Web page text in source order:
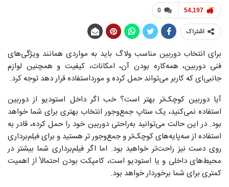
0 54,197
اشتراک
برای انتخاب دوربین مناسب ولاگ باید به مواردی همانند ویژگی‌های
فنی دوربین، همه‌کاره بودن آن، امکانات، کیفیت و همچنین لوازم
جانبی‌ای که کاربر می‌تواند حمل کرده و مورداستفاده قرار دهد توجه کرد.
آیا دوربین کوچک‌تر بهتر است؟ خب اگر داخل استودیو از دوربین
استفاده نمی‌کنید، یک ستاپ جمع‌وجور انتخاب بهتری برای شما خواهد
بود. در این حالت می‌توانید به‌راحتی دوربین خود را حمل کرده، قادر به
استفاده از سه‌پایه‌های کوچک‌تر و جمع‌وجور تر هستید و برای فیلم‌برداری
روی دست نیز راحت‌تر خواهید بود. اما اگر فیلم‌برداری شما بیشتر در
محیط‌های داخلی و یا استودیو است، کامپکت بودن احتمالاً از اهمیت
کمتری برای شما برخوردار خواهد بود.